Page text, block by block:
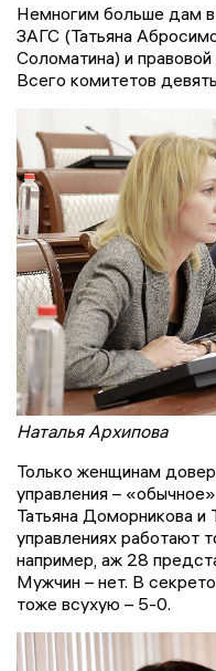
Немногим больше дам в
ЗАГС (Татьяна
Соломатина) и
Всего комитетов
Наталья Архипова
Только женщинам
управления –
Татьяна Доморникова и
управлениях работают
например, аж 28
Мужчин – нет. В
тоже всухую – 5-0.